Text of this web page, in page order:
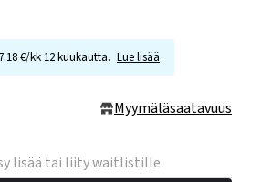
€/kk 12 kuukautta. Lue lisää
Myymäläsaatavuus
lisää tai liity waitlistille